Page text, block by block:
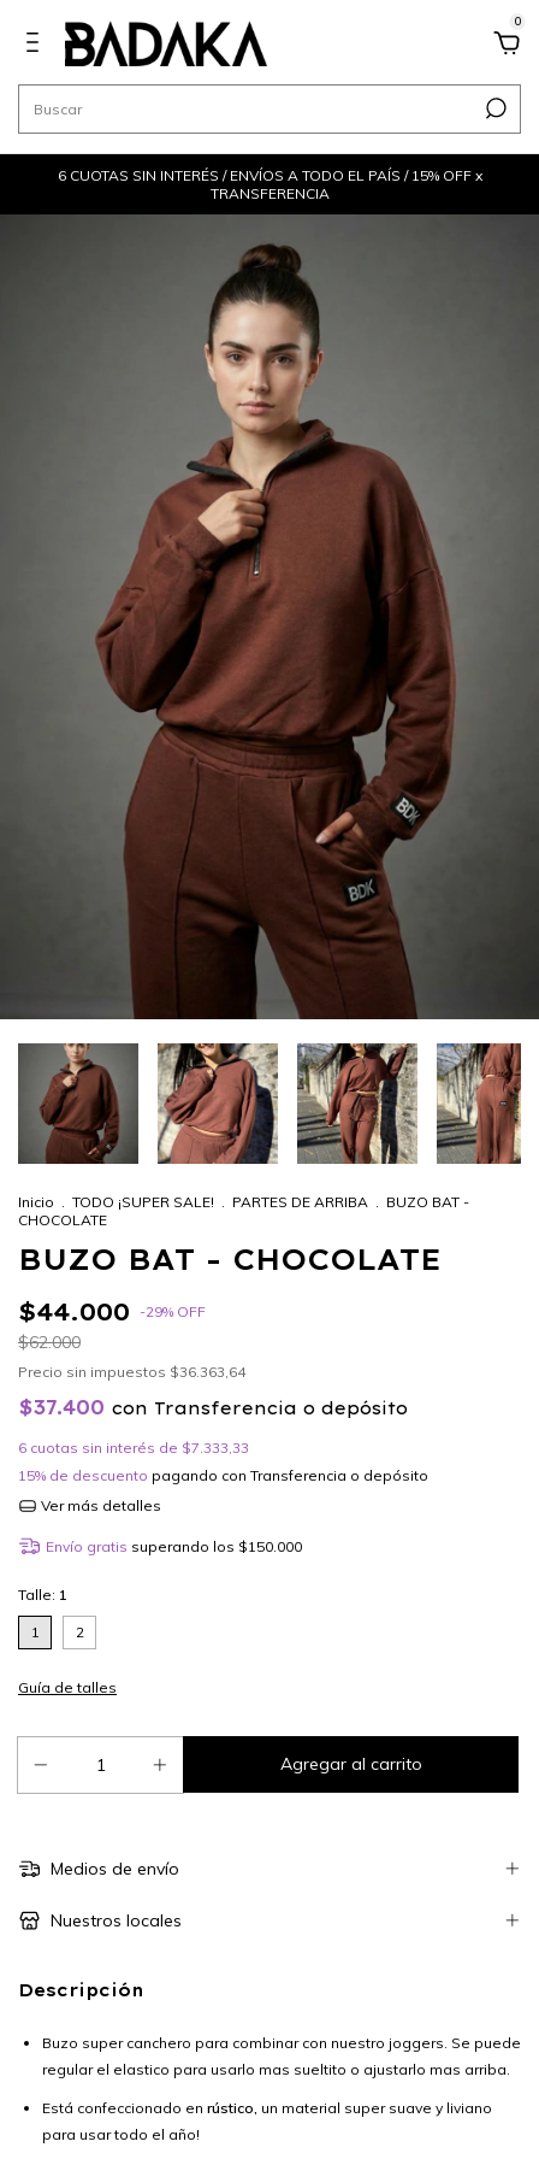
0
6 CUOTAS SIN INTERÉS / ENVÍOS A TODO EL PAÍS / 15% OFF x
TRANSFERENCIA
Inicio . TODO ¡SUPER SALE! . PARTES DE ARRIBA . BUZO BAT -
CHOCOLATE
BUZO BAT - CHOCOLATE
$44.000 -29% OFF
$62.000
Precio sin impuestos $36.363,64
$37.400 con Transferencia o depósito
6 cuotas sin interés de $7.333,33
15% de descuento pagando con Transferencia o depósito
Ver más detalles
Envío gratis superando los $150.000
Talle: 1
1 2
Guía de talles
Medios de envío
Nuestros locales
Descripción
Buzo super canchero para combinar con nuestro joggers. Se puede
regular el elastico para usarlo mas sueltito o ajustarlo mas arriba.
Está confeccionado en rústico, un material super suave y liviano
para usar todo el año!